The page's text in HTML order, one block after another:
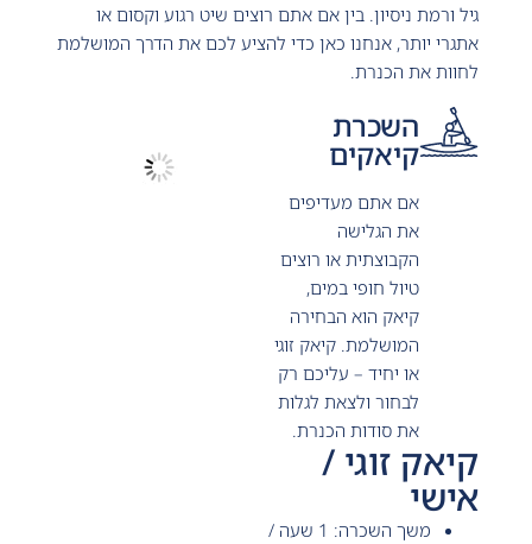
גיל ורמת ניסיון. בין אם אתם רוצים שיט רגוע וקסום או
אתגרי יותר, אנחנו כאן כדי להציע לכם את הדרך המושלמת
לחוות את הכנרת.
השכרת
קיאקים
אם אתם מעדיפים
את הגלישה
הקבוצתית או רוצים
טיול חופי במים,
קיאק הוא הבחירה
המושלמת. קיאק זוגי
או יחיד – עליכם רק
לבחור ולצאת לגלות
את סודות הכנרת.
קיאק זוגי /
אישי
משך השכרה: 1 שעה /